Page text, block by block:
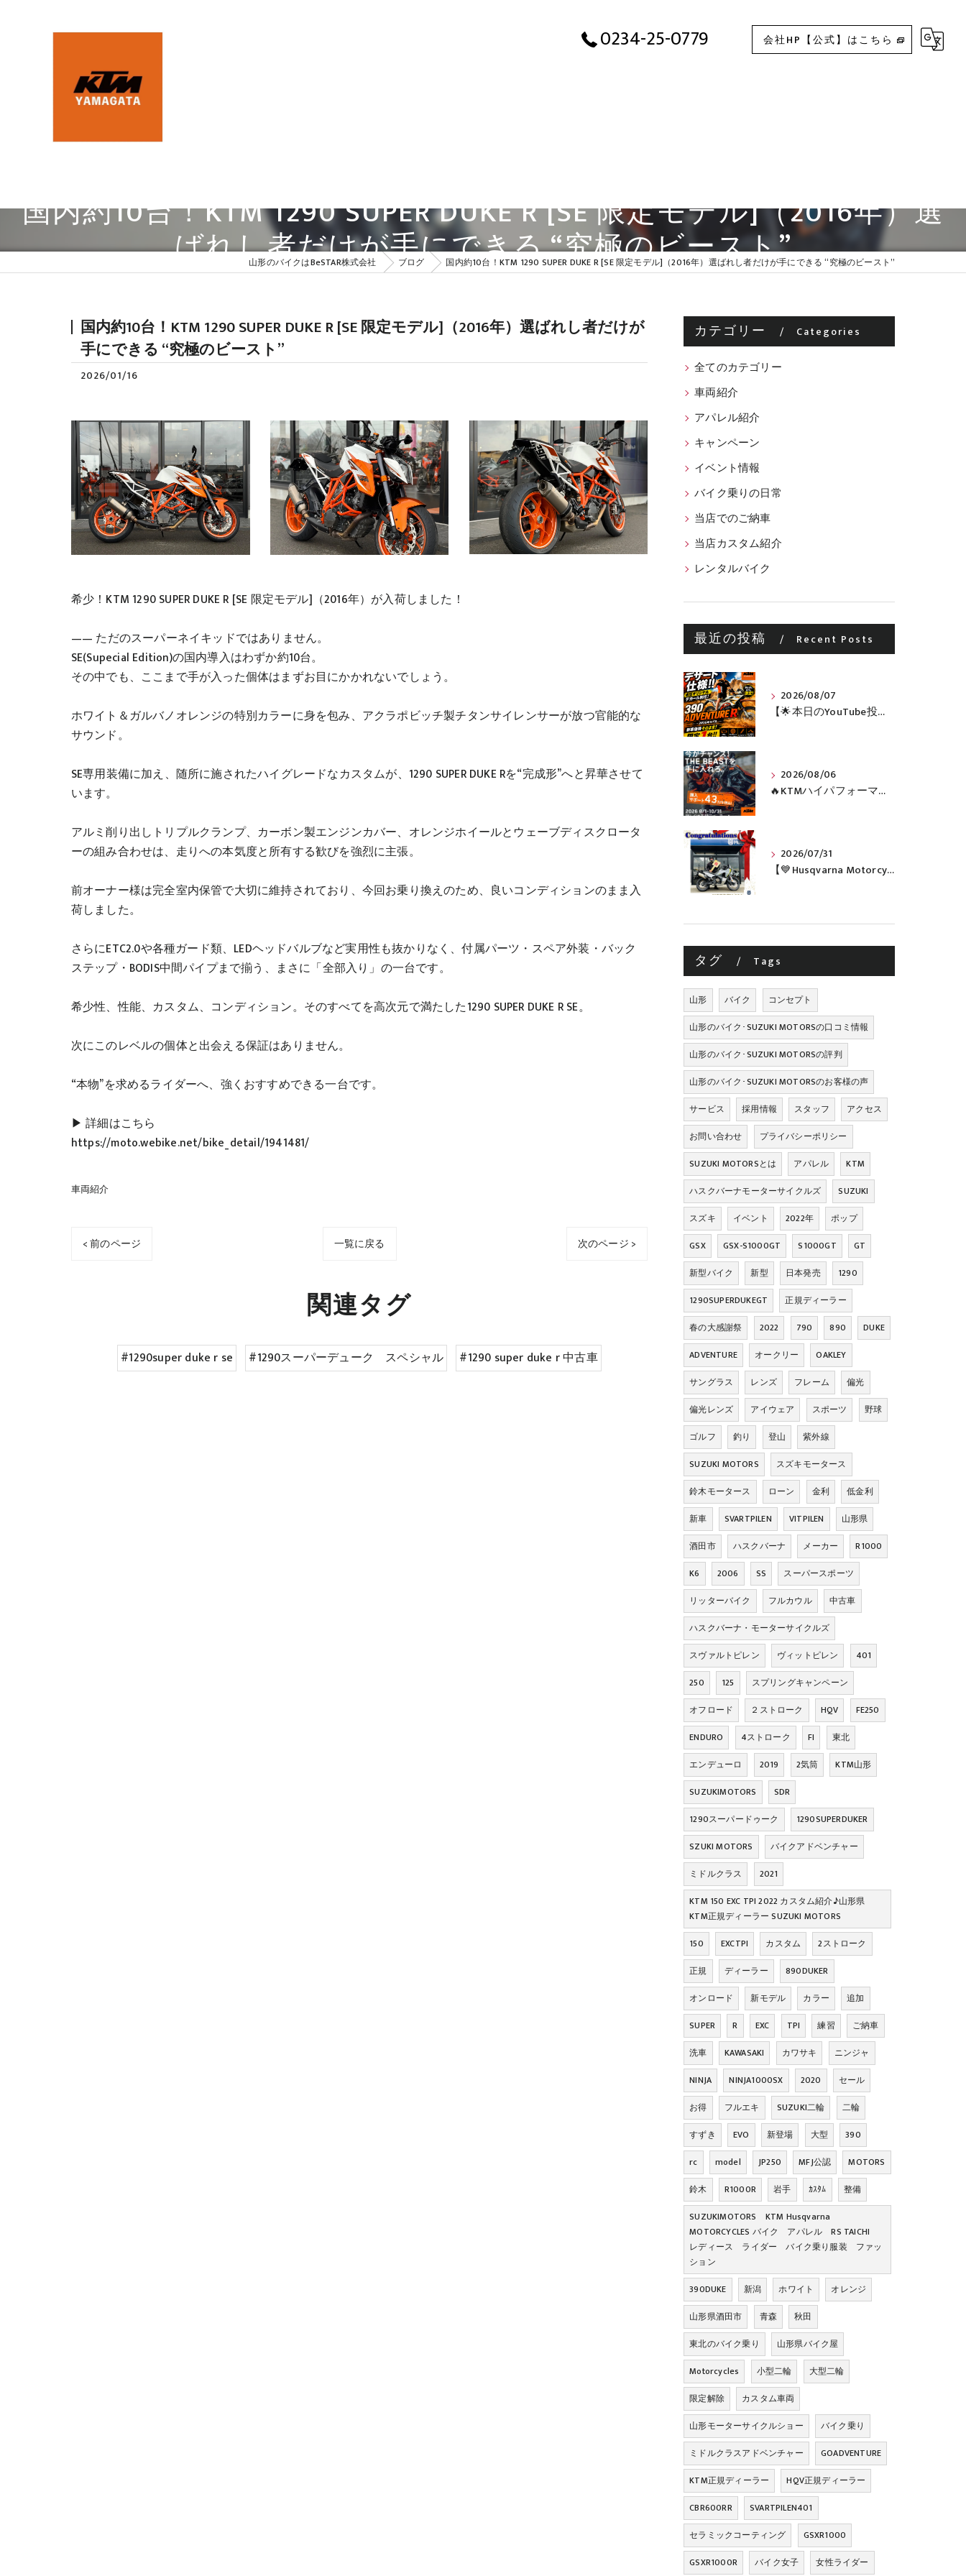
0234-25-0779 会社HP【公式】はこちら
国内約10台！KTM 1290 SUPER DUKE R [SE 限定モデル]（2016年）選
ばれし者だけが手にできる “究極のビースト”
山形のバイクはBeSTAR株式会社 ブログ 国内約10台！KTM 1290 SUPER DUKE R [SE 限定モデル]（2016年）選ばれし者だけが手にできる “究極のビースト”
国内約10台！KTM 1290 SUPER DUKE R [SE 限定モデル]（2016年）選ばれし者だけが
手にできる “究極のビースト”
2026/01/16
希少！KTM 1290 SUPER DUKE R [SE 限定モデル]（2016年）が入荷しました！
—— ただのスーパーネイキッドではありません。
SE(Supecial Edition)の国内導入はわずか約10台。
その中でも、ここまで手が入った個体はまずお目にかかれないでしょう。
ホワイト＆ガルバノオレンジの特別カラーに身を包み、アクラポビッチ製チタンサイレンサーが放つ官能的な
サウンド。
SE専用装備に加え、随所に施されたハイグレードなカスタムが、1290 SUPER DUKE Rを“完成形”へと昇華させて
います。
アルミ削り出しトリプルクランプ、カーボン製エンジンカバー、オレンジホイールとウェーブディスクロータ
ーの組み合わせは、走りへの本気度と所有する歓びを強烈に主張。
前オーナー様は完全室内保管で大切に維持されており、今回お乗り換えのため、良いコンディションのまま入
荷しました。
さらにETC2.0や各種ガード類、LEDヘッドバルブなど実用性も抜かりなく、付属パーツ・スペア外装・バック
ステップ・BODIS中間パイプまで揃う、まさに「全部入り」の一台です。
希少性、性能、カスタム、コンディション。そのすべてを高次元で満たした1290 SUPER DUKE R SE。
次にこのレベルの個体と出会える保証はありません。
“本物”を求めるライダーへ、強くおすすめできる一台です。
▶ 詳細はこちら
https://moto.webike.net/bike_detail/1941481/
車両紹介
< 前のページ 一覧に戻る 次のページ >
関連タグ
#1290super duke r se #1290スーパーデューク スペシャル #1290 super duke r 中古車
カテゴリー Categories
全てのカテゴリー
車両紹介
アパレル紹介
キャンペーン
イベント情報
バイク乗りの日常
当店でのご納車
当店カスタム紹介
レンタルバイク
最近の投稿 Recent Posts
2026/08/07
【🌟本日のYouTube投稿完了🌟】 🔥390 ADVENTURE R × KTM山形 オリジナルデカール仕様誕生🔥
2026/08/06
🔥KTMハイパフォーマンスネイキッドがお得に手に入るチャンス🔥
2026/07/31
【💙Husqvarna Motorcycles / NORDEN 901💙】 ご納車おめでとうございます🎉✨
タグ Tags
山形 バイク
コンセプト
山形のバイク･SUZUKI MOTORSの口コミ情報
山形のバイク･SUZUKI MOTORSの評判
山形のバイク･SUZUKI MOTORSのお客様の声
サービス
採用情報 スタッフ
アクセス
お問い合わせ
プライバシーポリシー
SUZUKI MOTORSとは
アパレル
KTM
ハスクバーナモーターサイクルズ
SUZUKI
スズキ
イベント 2022年
ポップ
GSX
GSX-S1000GT S1000GT
GT
新型バイク
新型 日本発売
1290
1290SUPERDUKEGT
正規ディーラー
春の大感謝祭
2022 790 890
DUKE
ADVENTURE
オークリー
OAKLEY
サングラス
レンズ フレーム
偏光
偏光レンズ
アイウェア スポーツ
野球
ゴルフ
釣り 登山
紫外線
SUZUKI MOTORS
スズキモータース
鈴木モータース
ローン 金利
低金利
新車
SVARTPILEN VITPILEN
山形県
酒田市
ハスクバーナ メーカー
R1000
K6
2006 SS
スーパースポーツ
リッターバイク
フルカウル
中古車
ハスクバーナ・モーターサイクルズ
スヴァルトピレン
ヴィットピレン
401
250
125
スプリングキャンペーン
オフロード
２ストローク HQV
FE250
ENDURO
4ストローク FI
東北
エンデューロ
2019 2気筒
KTM山形
SUZUKIMOTORS
SDR
1290スーパードゥーク
1290SUPERDUKER
SZUKI MOTORS
バイクアドベンチャー
ミドルクラス
2021
KTM 150 EXC TPI 2022 カスタム紹介♪山形県
KTM正規ディーラー SUZUKI MOTORS
150
EXCTPI カスタム
2ストローク
正規
ディーラー
890DUKER
オンロード
新モデル カラー
追加
SUPER
R EXC TPI 練習
ご納車
洗車
KAWASAKI カワサキ
ニンジャ
NINJA
NINJA1000SX 2020
セール
お得
フルエキ SUZUKI二輪
二輪
すずき
EVO 新登場 大型
390
rc
model JP250 MFJ公認
MOTORS
鈴木
R1000R 岩手 ｶｽﾀﾑ
整備
SUZUKIMOTORS KTM Husqvarna
MOTORCYCLES バイク アパレル RS TAICHI
レディース ライダー バイク乗り服装 ファッ
ション
390DUKE
新潟 ホワイト
オレンジ
山形県酒田市
青森
秋田
東北のバイク乗り
山形県バイク屋
Motorcycles
小型二輪
大型二輪
限定解除
カスタム車両
山形モーターサイクルショー
バイク乗り
ミドルクラスアドベンチャー
GOADVENTURE
KTM正規ディーラー
HQV正規ディーラー
CBR600RR
SVARTPILEN401
セラミックコーティング
GSXR1000
GSXR1000R
バイク女子 女性ライダー